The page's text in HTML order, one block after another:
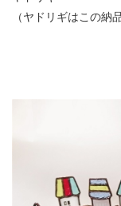
（ヤドリギはこの納